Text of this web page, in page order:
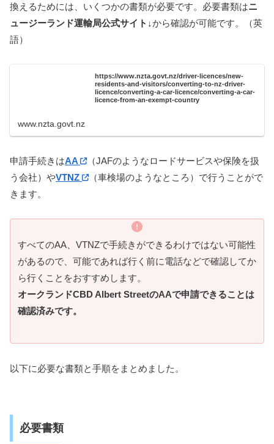
換えるためには、いくつかの書類が必要です。必要書類はニ
ュージーランド運輸局公式サイト↓から確認が可能です。（英
語）
https://www.nzta.govt.nz/driver-licences/new-
residents-and-visitors/converting-to-nz-driver-
licence/converting-a-car-licence/converting-a-car-
licence-from-an-exempt-country
www.nzta.govt.nz
申請手続きはAA
（JAFのようなロードサービスや保険を扱
う会社）やVTNZ
（車検場のようなところ）で行うことがで
きます。
すべてのAA、VTNZで手続きができるわけではない可能性
があるので、可能であれば行く前に電話などで確認してか
ら行くことをおすすめします。
オークランドCBD Albert StreetのAAで申請できることは
確認済みです。
以下に必要な書類と手順をまとめました。
必要書類